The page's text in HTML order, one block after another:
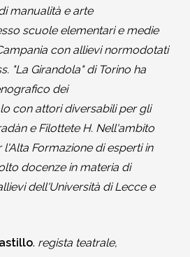
manualità e arte
scuole elementari e medie
con allievi normodotati
"La Girandola" di Torino ha
dei
con attori diversabili per gli
e Filottete H. Nell'ambito
Formazione di esperti in
docenze in materia di
dell'Università di Lecce e
. regista teatrale,